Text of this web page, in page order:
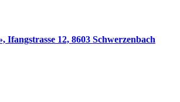
Ifangstrasse 12, 8603 Schwerzenbach